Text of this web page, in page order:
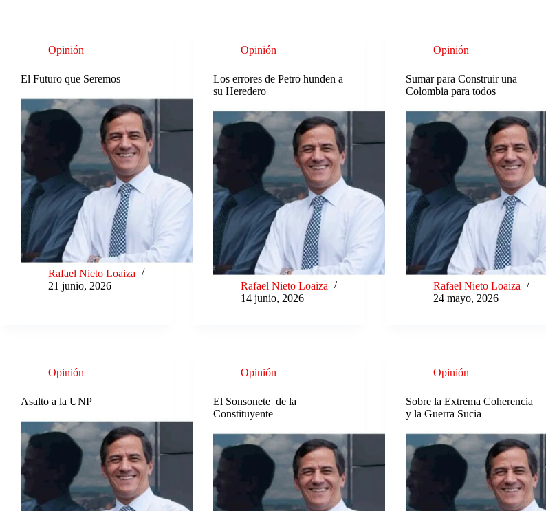
Opinión
El Futuro que Seremos
Rafael Nieto Loaiza
21 junio, 2026
Opinión
Los errores de Petro hunden a
su Heredero
Rafael Nieto Loaiza
14 junio, 2026
Opinión
Sumar para Construir una
Colombia para todos
Rafael Nieto Loaiza
24 mayo, 2026
Opinión
Asalto a la UNP
Opinión
El Sonsonete de la
Constituyente
Opinión
Sobre la Extrema Coherencia
y la Guerra Sucia